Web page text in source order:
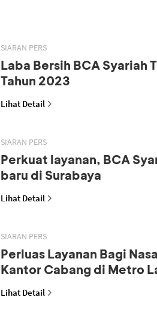
SIARAN PERS
Laba Bersih BCA Syariah
Tahun 2023
Lihat Detail
SIARAN PERS
Perkuat layanan, BCA
baru di Surabaya
Lihat Detail
SIARAN PERS
Perluas Layanan Bagi
Kantor Cabang di Metro
Lihat Detail